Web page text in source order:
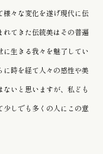
様々な変化を遂げ現代に伝
てきた伝統美はその普遍
生きる我々を魅了してい
に時を経て人々の感性や美
いと思いますが、私ども
しでも多くの人にこの意